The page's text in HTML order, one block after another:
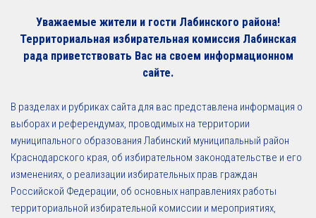
Уважаемые жители и гости Лабинского района!
Территориальная избирательная комиссия Лабинская
рада приветствовать Вас на своем информационном
сайте.
В разделах и рубриках сайта для вас представлена информация о
выборах и референдумах, проводимых на территории
муниципального образования Лабинский муниципальный район
Краснодарского края, об избирательном законодательстве и его
изменениях, о реализации избирательных прав граждан
Российской Федерации, об основных направлениях работы
территориальной избирательной комиссии и мероприятиях,